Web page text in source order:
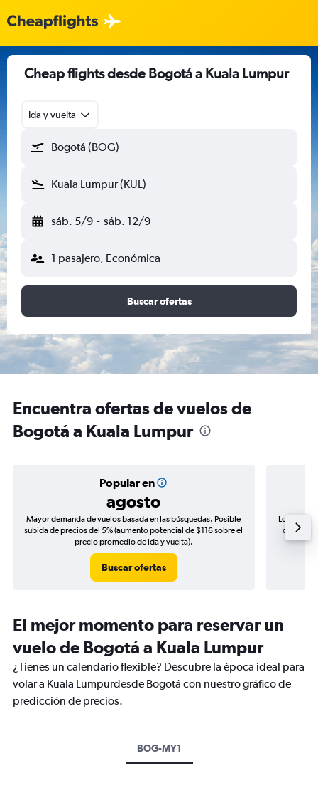
Cheap flights desde Bogotá a Kuala Lumpur
Ida y vuelta
Bogotá (BOG)
Kuala Lumpur (KUL)
sáb. 5/9 - sáb. 12/9
1 pasajero, Económica
Buscar ofertas
Encuentra ofertas de vuelos de
Bogotá a Kuala Lumpur
Popular en
agosto
Mayor demanda de vuelos basada en las búsquedas. Posible
subida de precios del 5% (aumento potencial de $116 sobre el
precio promedio de ida y vuelta).
Buscar ofertas
Los
de
El mejor momento para reservar un
vuelo de Bogotá a Kuala Lumpur
¿Tienes un calendario flexible? Descubre la época ideal para
volar a Kuala Lumpurdesde Bogotá con nuestro gráfico de
predicción de precios.
BOG-MY1